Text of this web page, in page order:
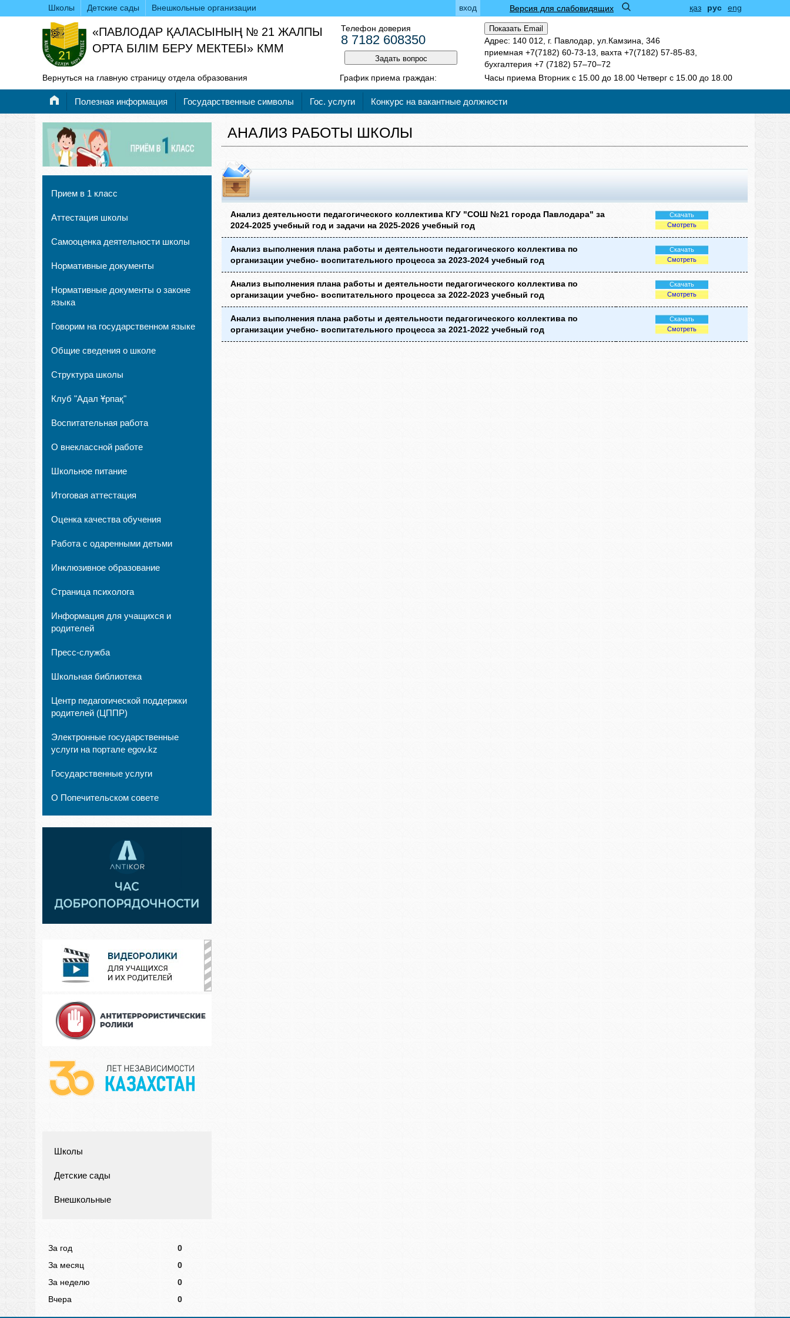
Школы Детские сады Внешкольные организации қаз рус eng
Версия для слабовидящих
вход
«ПАВЛОДАР ҚАЛАСЫНЫҢ № 21 ЖАЛПЫ
ОРТА БІЛІМ БЕРУ МЕКТЕБІ» КММ
Телефон доверия
8 7182 608350
Задать вопрос
Показать Email
Адрес: 140 012, г. Павлодар, ул.Камзина, 346
приемная +7(7182) 60-73-13, вахта +7(7182) 57-85-83,
бухгалтерия +7 (7182) 57‒70‒72
Вернуться на главную страницу отдела образования
График приема граждан: Часы приема Вторник с 15.00 до 18.00 Четверг с 15.00 до 18.00
Полезная информация Государственные символы Гос. услуги Конкурс на вакантные должности
Прием в 1 класс
Аттестация школы
Самооценка деятельности школы
Нормативные документы
Нормативные документы о законе
языка
Говорим на государственном языке
Общие сведения о школе
Структура школы
Клуб "Адал Ұрпақ"
Воспитательная работа
О внеклассной работе
Школьное питание
Итоговая аттестация
Оценка качества обучения
Работа с одаренными детьми
Инклюзивное образование
Страница психолога
Информация для учащихся и
родителей
Пресс-служба
Школьная библиотека
Центр педагогической поддержки
родителей (ЦППР)
Электронные государственные
услуги на портале egov.kz
Государственные услуги
О Попечительском совете
Школы
Детские сады
Внешкольные
За год
0
За месяц
0
За неделю
0
Вчера
0
АНАЛИЗ РАБОТЫ ШКОЛЫ
Анализ деятельности педагогического коллектива КГУ "СОШ №21 города Павлодара" за
2024-2025 учебный год и задачи на 2025-2026 учебный год
Скачать
Смотреть
Анализ выполнения плана работы и деятельности педагогического коллектива по
организации учебно- воспитательного процесса за 2023-2024 учебный год
Скачать
Смотреть
Анализ выполнения плана работы и деятельности педагогического коллектива по
организации учебно- воспитательного процесса за 2022-2023 учебный год
Скачать
Смотреть
Анализ выполнения плана работы и деятельности педагогического коллектива по
организации учебно- воспитательного процесса за 2021-2022 учебный год
Скачать
Смотреть